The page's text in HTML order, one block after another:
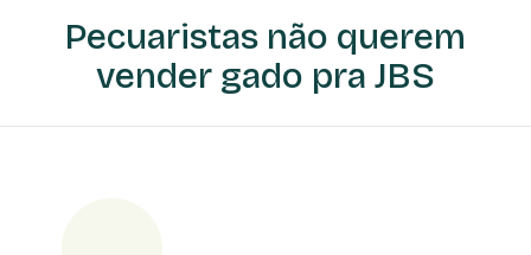
Pecuaristas não querem
vender gado pra JBS